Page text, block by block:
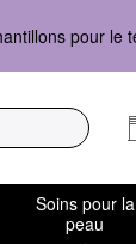
pour le
Soins pour la
peau